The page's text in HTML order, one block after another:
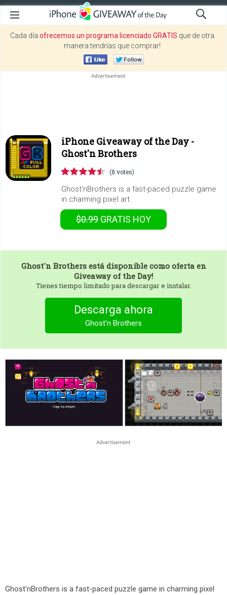
Cada día ofrecemos un programa licenciado GRATIS que de otra
manera tendrías que comprar!
iPhone Giveaway of the Day -
Ghost'n Brothers
(8 votes)
Ghost'nBrothers is a fast-paced puzzle game
in charming pixel art.
$0.99 GRATIS HOY
Ghost'n Brothersestá disponible como oferta en
Giveaway of the Day!
Tienes tiempo limitado para descargar e instalar.
Descarga ahora
Ghost'n Brothers
Ghost'nBrothers is a fast-paced puzzle game in charming pixel